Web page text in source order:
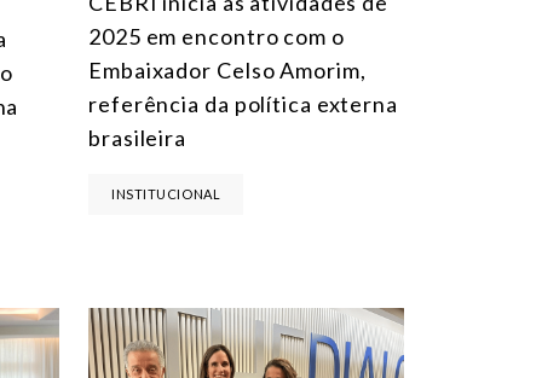
2025 em encontro com o
Embaixador Celso Amorim,
referência da política externa
brasileira
INSTITUCIONAL